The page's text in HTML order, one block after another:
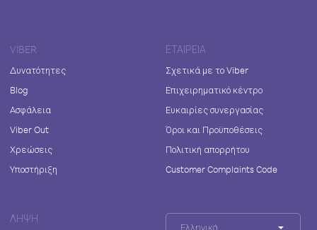
VIBER
Δυνατότητες
Blog
Ασφάλεια
Viber Out
Χρεώσεις
Υποστήριξη
ΕΤΑΙΡΕΊΑ
Σχετικά με το Viber
Επιχειρηματικό κέντρο
Ευκαιρίες συνεργασίας
Όροι και Προϋποθέσεις
Πολιτική απορρήτου
Customer Complaints Code
ΛΉΨΗ
Ελληνικά